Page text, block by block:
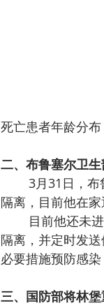
死亡患者年龄分布
二、布鲁塞尔卫
3月31日，
隔离，目前他在家
目前他还未
隔离，并定时发
必要措施预防感
三、国防部将林